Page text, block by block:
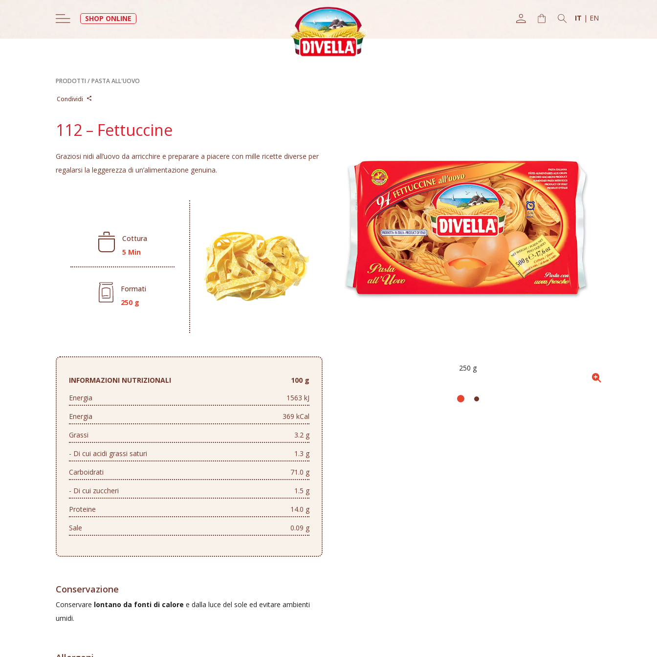
SHOP ONLINE IT | EN
PRODOTTI /PASTA ALL'UOVO
Condividi
112 – Fettuccine
Graziosi nidi all’uovo da arricchire e preparare a piacere con mille ricette diverse per
regalarsi la leggerezza di un’alimentazione genuina.
Cottura
5 Min
Formati
250 g
INFORMAZIONI NUTRIZIONALI
100 g
Energia
1563 kJ
Energia
369 kCal
Grassi
3.2 g
- Di cui acidi grassi saturi
1.3 g
Carboidrati
71.0 g
- Di cui zuccheri
1.5 g
Proteine
14.0 g
Sale
0.09 g
Conservazione
Conservare lontano da fonti di calore e dalla luce del sole ed evitare ambienti
umidi.
250 g